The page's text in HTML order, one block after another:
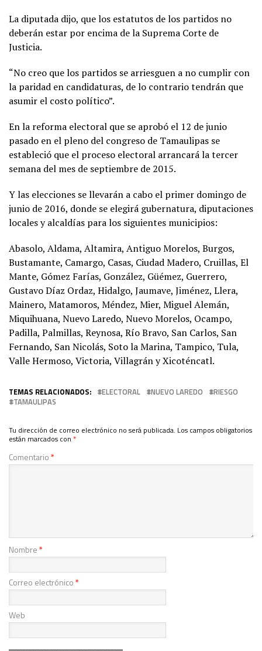
La diputada dijo, que los estatutos de los partidos no
deberán estar por encima de la Suprema Corte de
Justicia.
“No creo que los partidos se arriesguen a no cumplir con
la paridad en candidaturas, de lo contrario tendrán que
asumir el costo político”.
En la reforma electoral que se aprobó el 12 de junio
pasado en el pleno del congreso de Tamaulipas se
estableció que el proceso electoral arrancará la tercer
semana del mes de septiembre de 2015.
Y las elecciones se llevarán a cabo el primer domingo de
junio de 2016, donde se elegirá gubernatura, diputaciones
locales y alcaldías para los siguientes municipios:
Abasolo, Aldama, Altamira, Antiguo Morelos, Burgos,
Bustamante, Camargo, Casas, Ciudad Madero, Cruillas, El
Mante, Gómez Farías, González, Güémez, Guerrero,
Gustavo Díaz Ordaz, Hidalgo, Jaumave, Jiménez, Llera,
Mainero, Matamoros, Méndez, Mier, Miguel Alemán,
Miquihuana, Nuevo Laredo, Nuevo Morelos, Ocampo,
Padilla, Palmillas, Reynosa, Río Bravo, San Carlos, San
Fernando, San Nicolás, Soto la Marina, Tampico, Tula,
Valle Hermoso, Victoria, Villagrán y Xicoténcatl.
TEMAS RELACIONADOS: ELECTORAL NUEVO LAREDO
RIESGO
TAMAULIPAS
Tu dirección de correo electrónico no será publicada. Los campos obligatorios
están marcados con *
Comentario*
Nombre*
Correo electrónico*
Web